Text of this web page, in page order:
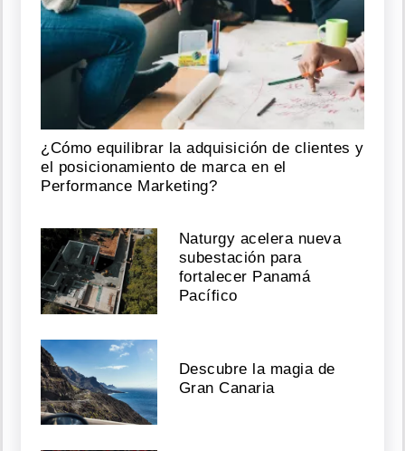
¿Cómo equilibrar la adquisición de clientes y
el posicionamiento de marca en el
Performance Marketing?
Naturgy acelera nueva
subestación para
fortalecer Panamá
Pacífico
Descubre la magia de
Gran Canaria